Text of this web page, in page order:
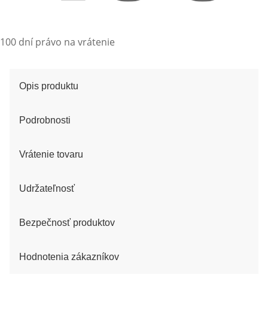
100 dní právo na vrátenie
Opis produktu
Podrobnosti
Vrátenie tovaru
Udržateľnosť
Bezpečnosť produktov
Hodnotenia zákazníkov